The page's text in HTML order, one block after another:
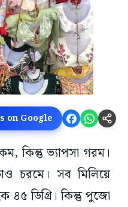
on Google
কিন্তু ভ্যাপসা গরম।
চরমে। সব মিলিয়ে
৪৫ ডিগ্রি। কিন্তু পুজো